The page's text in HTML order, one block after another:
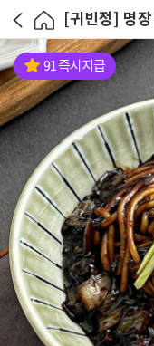
[귀빈정] 명
91 즉시지급